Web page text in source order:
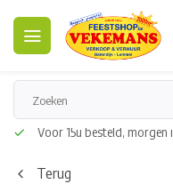
Voor 15u besteld, morgen
Terug